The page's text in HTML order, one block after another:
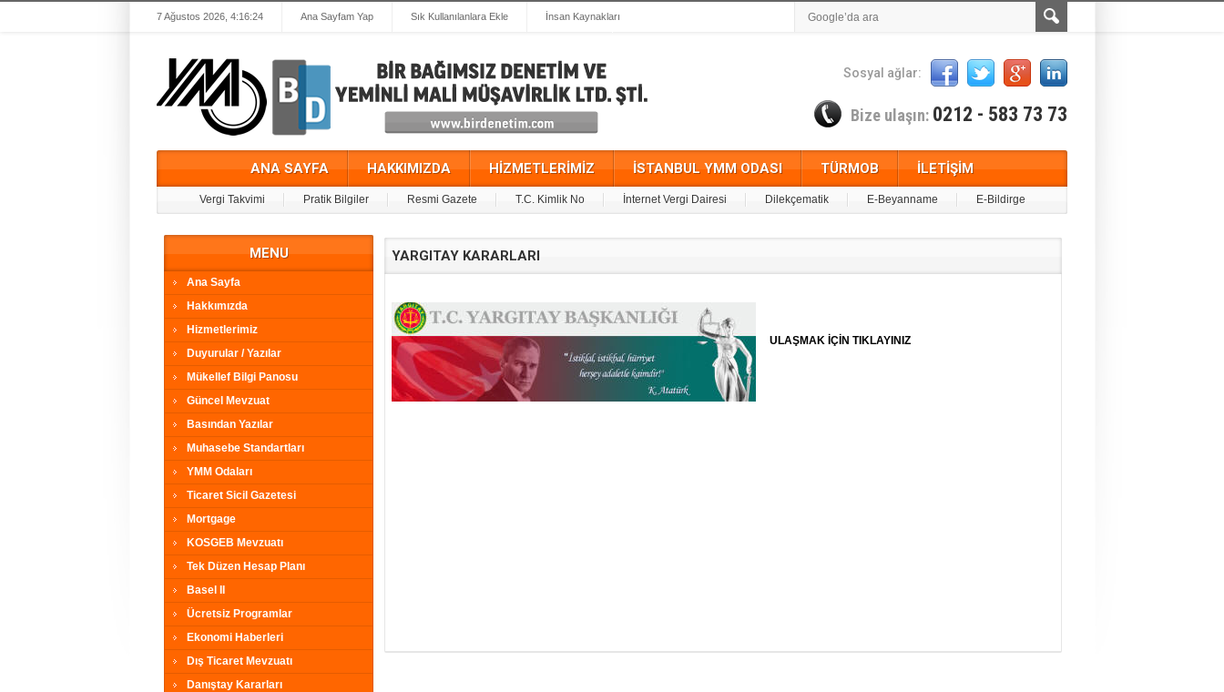
7 Ağustos 2026, 4:16:24 Ana Sayfam Yap Sık Kullanılanlara Ekle İnsan Kaynakları
Sosyal ağlar:
Bize ulaşın: 0212 - 583 73 73
ANA SAYFA HAKKIMIZDA HİZMETLERİMİZ İSTANBUL YMM ODASI TÜRMOB İLETİŞİM
Vergi Takvimi Pratik Bilgiler Resmi Gazete T.C. Kimlik No İnternet Vergi Dairesi Dilekçematik E-Beyanname E-Bildirge
MENU
Ana Sayfa
Hakkımızda
Hizmetlerimiz
Duyurular / Yazılar
Mükellef Bilgi Panosu
Güncel Mevzuat
Basından Yazılar
Muhasebe Standartları
YMM Odaları
Ticaret Sicil Gazetesi
Mortgage
KOSGEB Mevzuatı
Tek Düzen Hesap Planı
Basel II
Ücretsiz Programlar
Ekonomi Haberleri
Dış Ticaret Mevzuatı
Danıştay Kararları
YARGITAY KARARLARI
ULAŞMAK İÇİN TIKLAYINIZ